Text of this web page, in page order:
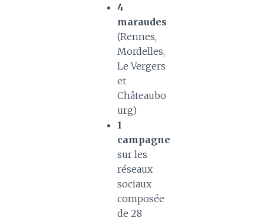
4
maraudes
(Rennes,
Mordelles,
Le Vergers
et
Châteaubo
urg)
1
campagne
sur les
réseaux
sociaux
composée
de 28